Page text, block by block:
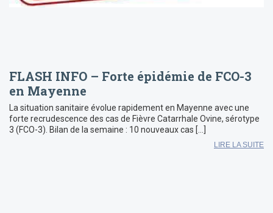
FLASH INFO – Forte épidémie de FCO-3
en Mayenne
La situation sanitaire évolue rapidement en Mayenne avec une
forte recrudescence des cas de Fièvre Catarrhale Ovine, sérotype
3 (FCO-3). Bilan de la semaine : 10 nouveaux cas […]
LIRE LA SUITE